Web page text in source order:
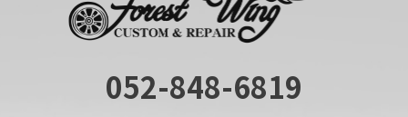
052-848-6819